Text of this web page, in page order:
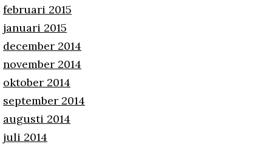
februari 2015
januari 2015
december 2014
november 2014
oktober 2014
september 2014
augusti 2014
juli 2014